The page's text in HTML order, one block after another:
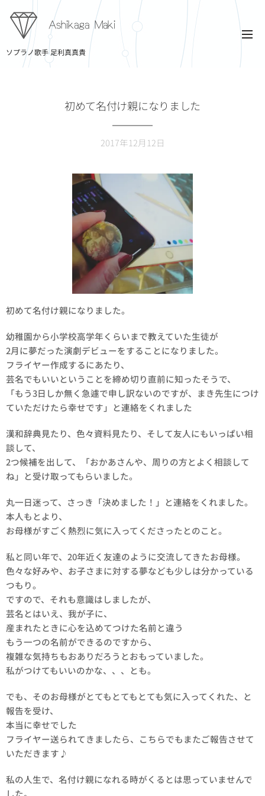
Ashikaga Maki
ソプラノ歌手 足利真真貴
初めて名付け親になりました
2017年12月12日
初めて名付け親になりました。
幼稚園から小学校高学年くらいまで教えていた生徒が
2月に夢だった演劇デビューをすることになりました。
フライヤー作成するにあたり、
芸名でもいいということを締め切り直前に知ったそうで、
「もう3日しか無く急遽で申し訳ないのですが、まき先生につけ
ていただけたら幸せです」と連絡をくれました😭
漢和辞典見たり、色々資料見たり、そして友人にもいっぱい相
談して、
2つ候補を出して、「おかあさんや、周りの方とよく相談して
ね」と受け取ってもらいました。
丸一日迷って、さっき「決めました！」と連絡をくれました。
本人もとより、
お母様がすごく熱烈に気に入ってくださったとのこと。
私と同い年で、20年近く友達のように交流してきたお母様。
色々な好みや、お子さまに対する夢なども少しは分かっている
つもり。
ですので、それも意識はしましたが、
芸名とはいえ、我が子に、
産まれたときに心を込めてつけた名前と違う
もう一つの名前ができるのですから、
複雑な気持ちもおありだろうとおもっていました。
私がつけてもいいのかな、、、とも。
でも、そのお母様がとてもとてもとても気に入ってくれた、と
報告を受け、
本当に幸せでした✨
フライヤー送られてきましたら、こちらでもまたご報告させて
いただきます♪
私の人生で、名付け親になれる時がくるとは思っていませんで
した。